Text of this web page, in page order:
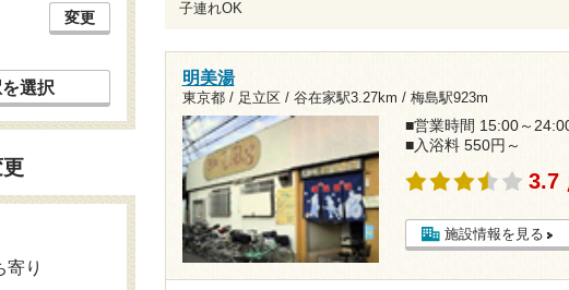
子連れOK
明美湯
東京都 / 足立区 / 谷在家駅3.27km / 梅島駅923m
■営業時間 15:00～
■入浴料 550円～
3.7
施設情報を見る
変更
選択
寄り